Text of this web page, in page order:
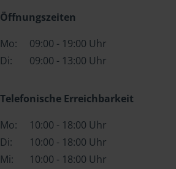
Öffnungszeiten
Mo:
09:00 - 19:00 Uhr
Di:
09:00 - 13:00 Uhr
Telefonische Erreichbarkeit
Mo:
10:00 - 18:00 Uhr
Di:
10:00 - 18:00 Uhr
Mi:
10:00 - 18:00 Uhr